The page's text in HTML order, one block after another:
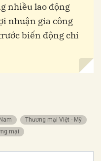
nhiều lao động
nhuận gia công
biến động chi
Thương mại Việt - Mỹ
mại